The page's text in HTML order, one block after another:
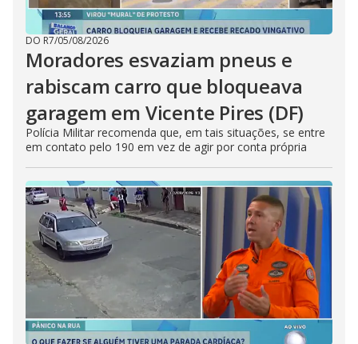
DO R7/05/08/2026
Moradores esvaziam pneus e
rabiscam carro que bloqueava
garagem em Vicente Pires (DF)
Polícia Militar recomenda que, em tais situações, se entre
em contato pelo 190 em vez de agir por conta própria